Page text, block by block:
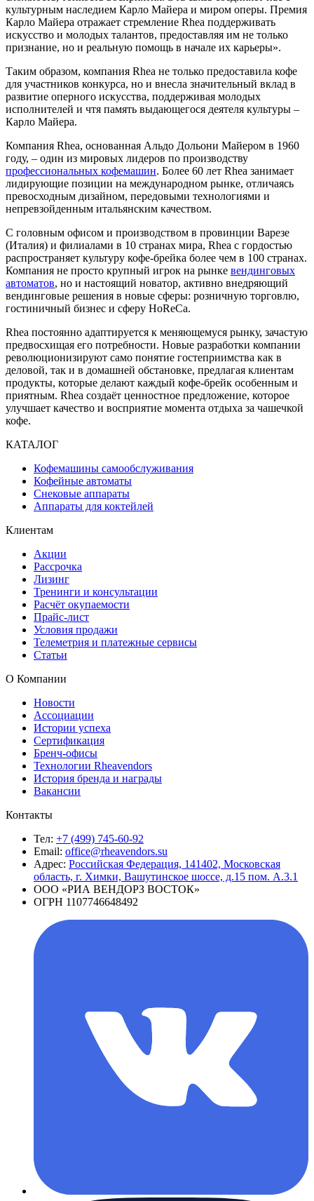
культурным наследием Карло Майера и миром оперы. Премия
Карло Майера отражает стремление Rhea поддерживать
искусство и молодых талантов, предоставляя им не только
признание, но и реальную помощь в начале их карьеры».
Таким образом, компания Rhea не только предоставила кофе
для участников конкурса, но и внесла значительный вклад в
развитие оперного искусства, поддерживая молодых
исполнителей и чтя память выдающегося деятеля культуры –
Карло Майера.
Компания Rhea, основанная Альдо Дольони Майером в 1960
году, – один из мировых лидеров по производству
профессиональных кофемашин. Более 60 лет Rhea занимает
лидирующие позиции на международном рынке, отличаясь
превосходным дизайном, передовыми технологиями и
непревзойденным итальянским качеством.
С головным офисом и производством в провинции Варезе
(Италия) и филиалами в 10 странах мира, Rhea с гордостью
распространяет культуру кофе-брейка более чем в 100 странах.
Компания не просто крупный игрок на рынке вендинговых
автоматов, но и настоящий новатор, активно внедряющий
вендинговые решения в новые сферы: розничную торговлю,
гостиничный бизнес и сферу HoReCa.
Rhea постоянно адаптируется к меняющемуся рынку, зачастую
предвосхищая его потребности. Новые разработки компании
революционизируют само понятие гостеприимства как в
деловой, так и в домашней обстановке, предлагая клиентам
продукты, которые делают каждый кофе-брейк особенным и
приятным. Rhea создаёт ценностное предложение, которое
улучшает качество и восприятие момента отдыха за чашечкой
кофе.
КАТАЛОГ
Кофемашины самообслуживания
Кофейные автоматы
Снековые аппараты
Аппараты для коктейлей
Клиентам
Акции
Рассрочка
Лизинг
Тренинги и консультации
Расчёт окупаемости
Прайс-лист
Условия продажи
Телеметрия и платежные сервисы
Статьи
О Компании
Новости
Ассоциации
Истории успеха
Сертификация
Бренч-офисы
Технологии Rheavendors
История бренда и награды
Вакансии
Контакты
Тел: +7 (499) 745-60-92
Email: office@rheavendors.su
Адрес: Российская Федерация, 141402, Московская
область, г. Химки, Вашутинское шоссе, д.15 пом. А.3.1
ООО «РИА ВЕНДОРЗ ВОСТОК»
ОГРН 1107746648492